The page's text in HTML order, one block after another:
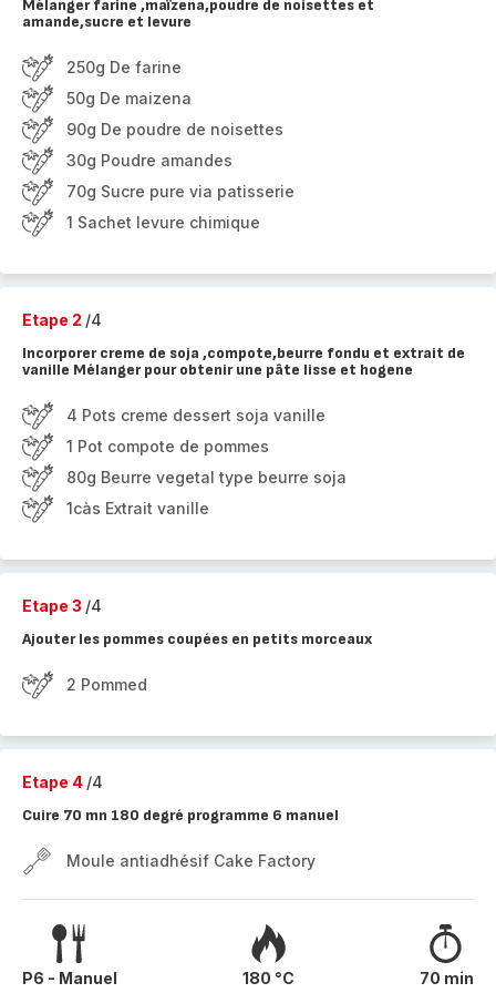
Mélanger farine ,maïzena,poudre de noisettes et
amande,sucre et levure
250g De farine
50g De maizena
90g De poudre de noisettes
30g Poudre amandes
70g Sucre pure via patisserie
1 Sachet levure chimique
Etape 2 /4
Incorporer creme de soja ,compote,beurre fondu et extrait de
vanille Mélanger pour obtenir une pâte lisse et hogene
4 Pots creme dessert soja vanille
1 Pot compote de pommes
80g Beurre vegetal type beurre soja
1càs Extrait vanille
Etape 3 /4
Ajouter les pommes coupées en petits morceaux
2 Pommed
Etape 4 /4
Cuire 70 mn 180 degré programme 6 manuel
Moule antiadhésif Cake Factory
P6 - Manuel 180 °C 70 min